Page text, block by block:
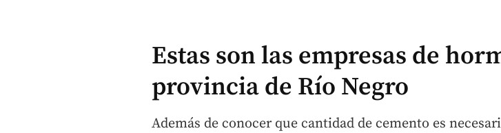
Estas son las empresas de
provincia de Río Negro
Además de conocer que cantidad de cemento es